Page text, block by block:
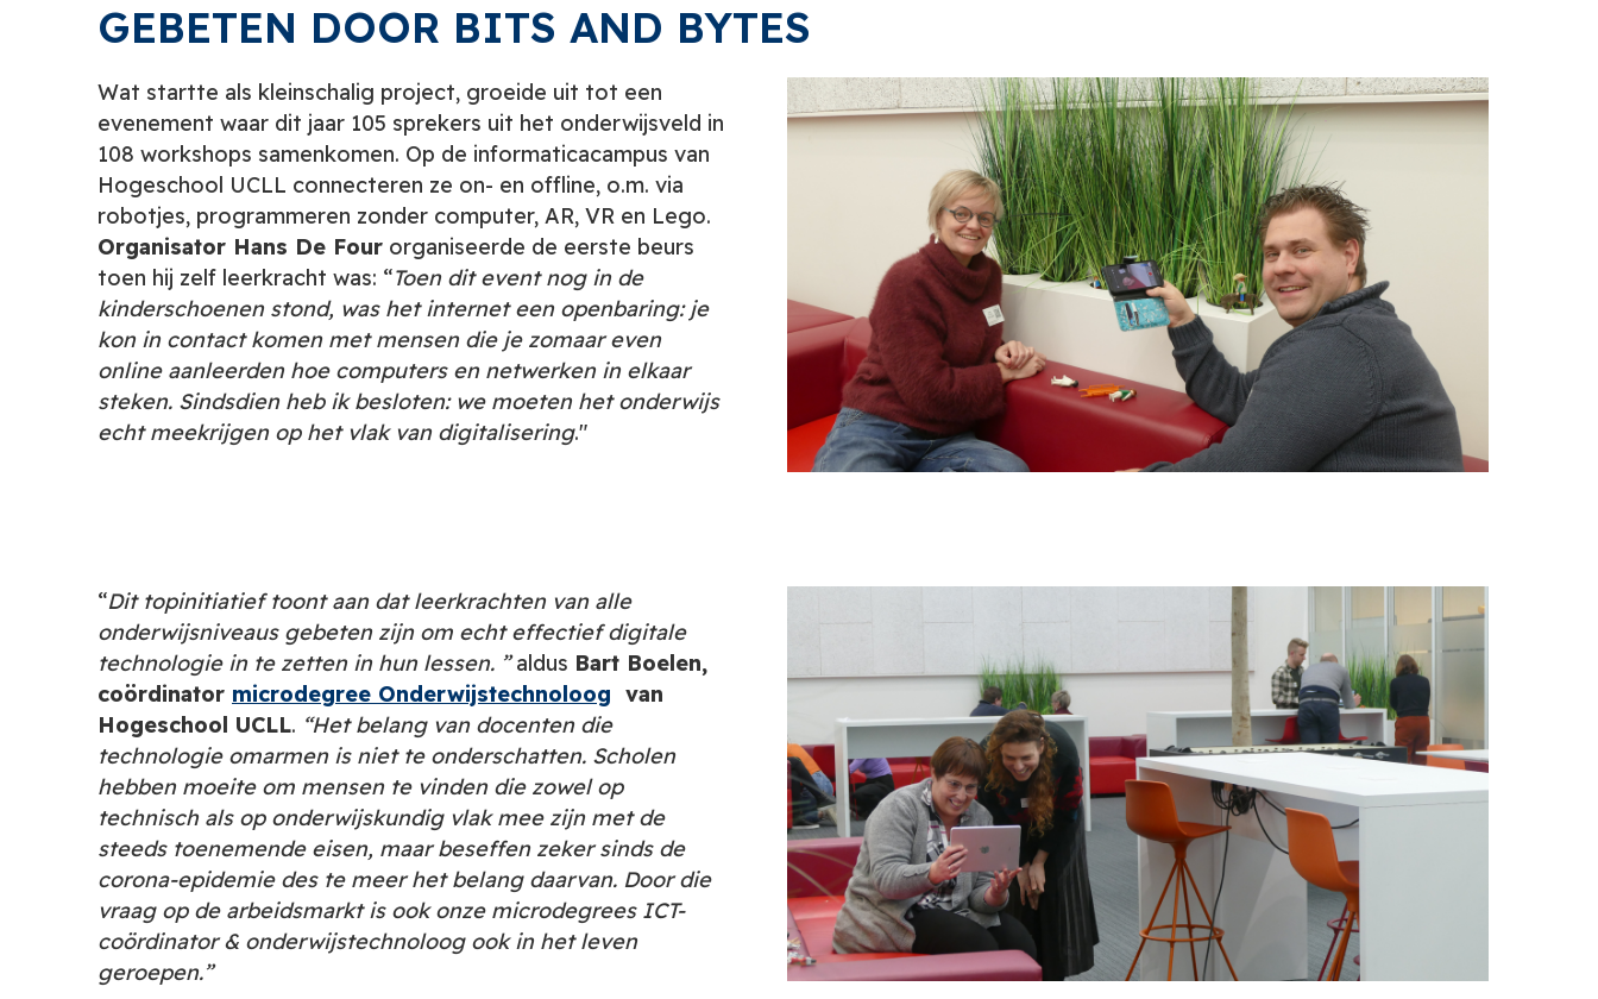
GEBETEN DOOR BITS AND BYTES
Wat startte als kleinschalig project, groeide uit tot een
evenement waar dit jaar 105 sprekers uit het onderwijsveld in
108 workshops samenkomen. Op de informaticacampus van
Hogeschool UCLL connecteren ze on- en offline, o.m. via
robotjes, programmeren zonder computer, AR, VR en Lego.
Organisator Hans De Four organiseerde de eerste beurs
toen hij zelf leerkracht was: “Toen dit event nog in de
kinderschoenen stond, was het internet een openbaring: je
kon in contact komen met mensen die je zomaar even
online aanleerden hoe computers en netwerken in elkaar
steken. Sindsdien heb ik besloten: we moeten het onderwijs
echt meekrijgen op het vlak van digitalisering."
“Dit topinitiatief toont aan dat leerkrachten van alle
onderwijsniveaus gebeten zijn om echt effectief digitale
technologie in te zetten in hun lessen. ”aldus Bart Boelen,
coördinator microdegree Onderwijstechnoloog van
Hogeschool UCLL. “Het belang van docenten die
technologie omarmen is niet te onderschatten. Scholen
hebben moeite om mensen te vinden die zowel op
technisch als op onderwijskundig vlak mee zijn met de
steeds toenemende eisen, maar beseffen zeker sinds de
corona-epidemie des te meer het belang daarvan. Door die
vraag op de arbeidsmarkt is ook onze microdegrees ICT-
coördinator & onderwijstechnoloog ook in het leven
geroepen.”